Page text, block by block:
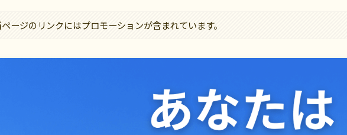
ページのリンクにはプロモーションが含まれています。